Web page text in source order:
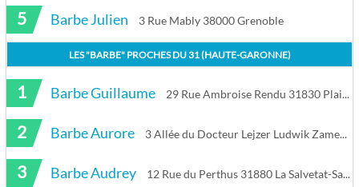
5 Barbe Julien 3 Rue Mably 38000 Grenoble
LES "BARBE" PROCHES DU31 (HAUTE-GARONNE)
1 Barbe Guillaume 29 Rue Ambroise Rendu 31830 Plaisance-du-Touch
2 Barbe Aurore 3 Allée du Docteur Lejzer Ludwik Zamenhof 31100 Toulouse
3 Barbe Audrey 12 Rue du Perthus 31880 La Salvetat-Saint-Gilles